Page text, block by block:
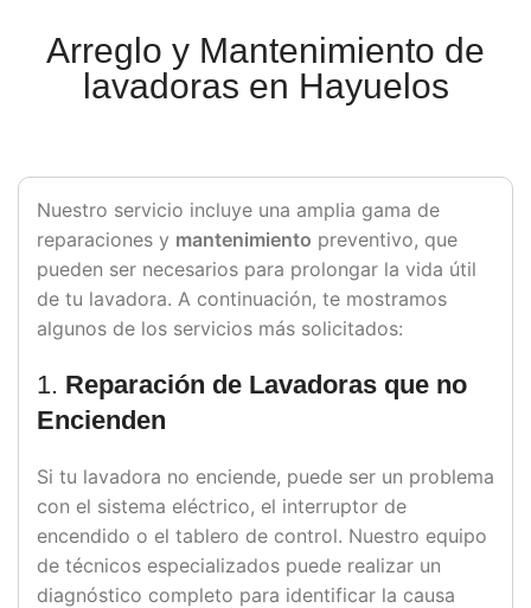
Arreglo y Mantenimiento de
lavadoras en Hayuelos
Nuestro servicio incluye una amplia gama de
reparaciones y mantenimiento preventivo, que
pueden ser necesarios para prolongar la vida útil
de tu lavadora. A continuación, te mostramos
algunos de los servicios más solicitados:
1. Reparación de Lavadoras que no
Encienden
Si tu lavadora no enciende, puede ser un problema
con el sistema eléctrico, el interruptor de
encendido o el tablero de control. Nuestro equipo
de técnicos especializados puede realizar un
diagnóstico completo para identificar la causa